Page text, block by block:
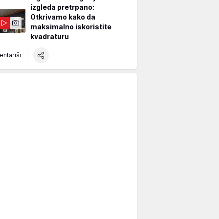
izgleda pretrpano:
Otkrivamo kako da
maksimalno iskoristite
kvadraturu